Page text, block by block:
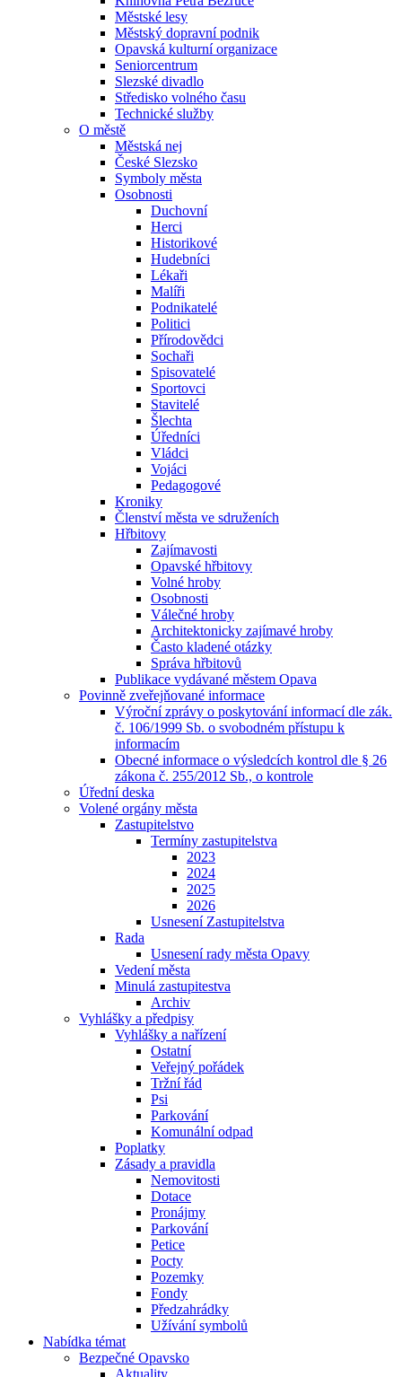
Městské lesy
Městský dopravní podnik
Opavská kulturní organizace
Seniorcentrum
Slezské divadlo
Středisko volného času
Technické služby
O městě
Městská nej
České Slezsko
Symboly města
Osobnosti
Duchovní
Herci
Historikové
Hudebníci
Lékaři
Malíři
Podnikatelé
Politici
Přírodovědci
Sochaři
Spisovatelé
Sportovci
Stavitelé
Šlechta
Úředníci
Vládci
Vojáci
Pedagogové
Kroniky
Členství města ve sdruženích
Hřbitovy
Zajímavosti
Opavské hřbitovy
Volné hroby
Osobnosti
Válečné hroby
Architektonicky zajímavé hroby
Často kladené otázky
Správa hřbitovů
Publikace vydávané městem Opava
Povinně zveřejňované informace
Výroční zprávy o poskytování informací dle zák.
č. 106/1999 Sb. o svobodném přístupu k
informacím
Obecné informace o výsledcích kontrol dle § 26
zákona č. 255/2012 Sb., o kontrole
Úřední deska
Volené orgány města
Zastupitelstvo
Termíny zastupitelstva
2023
2024
2025
2026
Usnesení Zastupitelstva
Rada
Usnesení rady města Opavy
Vedení města
Minulá zastupitestva
Archiv
Vyhlášky a předpisy
Vyhlášky a nařízení
Ostatní
Veřejný pořádek
Tržní řád
Psi
Parkování
Komunální odpad
Poplatky
Zásady a pravidla
Nemovitosti
Dotace
Pronájmy
Parkování
Petice
Pocty
Pozemky
Fondy
Předzahrádky
Užívání symbolů
Nabídka témat
Bezpečné Opavsko